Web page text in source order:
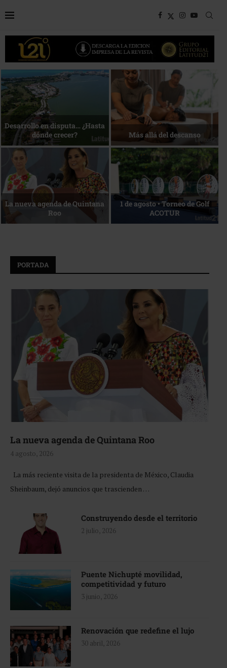
Bottega, un viaje servido a la
mesa
Energía que Impulsa la
competitividad
Reconocimiento de viajeros La esencia del servicio
PORTADA
La nueva agenda de Quintana Roo
4 agosto, 2026
La más reciente visita de la presidenta de México, Claudia
Sheinbaum, dejó anuncios que trascienden …
Construyendo desde el territorio
2 julio, 2026
Puente Nichupté movilidad,
competitividad y futuro
3 junio, 2026
Renovación que redefine el lujo
30 abril, 2026